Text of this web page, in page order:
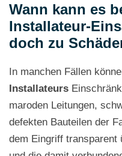
Wann kann es
Installateur-
doch zu
In manchen Fällen
Installateurs
maroden Leitungen,
defekten Bauteilen der
dem Eingriff transparent